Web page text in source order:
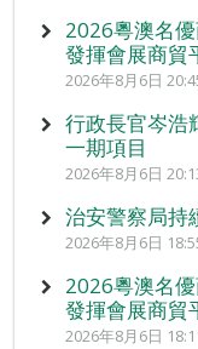
2026粵澳名
發揮會展商貿
2026年8月6日
行政長官岑浩
一期項目
2026年8月6日
治安警察局持
2026年8月6日
2026粵澳名
發揮會展商貿
2026年8月6日